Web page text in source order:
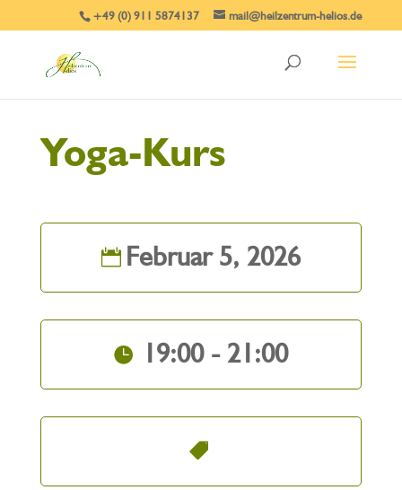
+49 (0) 911 5874137 mail@heilzentrum-helios.de
Yoga-Kurs
Februar 5, 2026
19:00 - 21:00